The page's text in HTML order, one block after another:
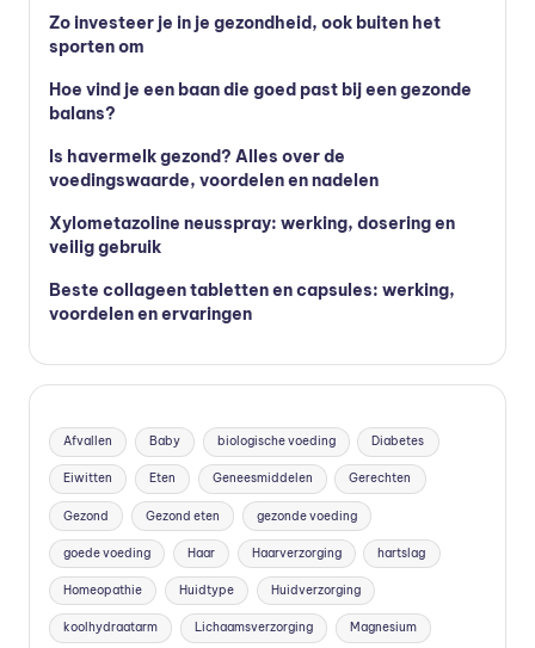
Zo investeer je in je gezondheid, ook buiten het
sporten om
Hoe vind je een baan die goed past bij een gezonde
balans?
Is havermelk gezond? Alles over de
voedingswaarde, voordelen en nadelen
Xylometazoline neusspray: werking, dosering en
veilig gebruik
Beste collageen tabletten en capsules: werking,
voordelen en ervaringen
Afvallen Baby biologische voeding Diabetes
Eiwitten Eten Geneesmiddelen Gerechten
Gezond Gezond eten gezonde voeding
goede voeding Haar Haarverzorging hartslag
Homeopathie Huidtype Huidverzorging
koolhydraatarm Lichaamsverzorging Magnesium